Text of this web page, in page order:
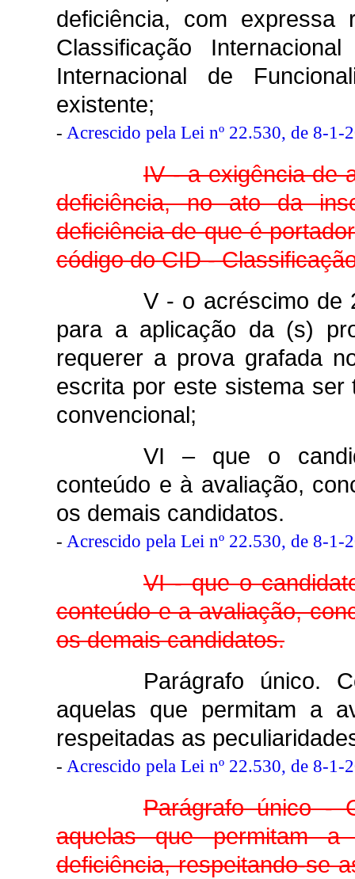
deficiência, com
Classificação
Internacional de
existente;
- Acrescido pela Lei nº 22.530, de 8-1-
IV - a exigência de
deficiência, no ato da
deficiência de que é
código do CID -
V - o acréscimo de
para a aplicação da (s)
requerer a prova grafada
escrita por este sistema
convencional;
VI – que o
conteúdo e à avaliação,
os demais candidatos.
- Acrescido pela Lei nº 22.530, de 8-1-
VI - que o
conteúdo e a avaliação,
os demais candidatos.
Parágrafo único.
aquelas que permitam a
respeitadas as
- Acrescido pela Lei nº 22.530, de 8-1-
Parágrafo único -
aquelas que permitam a
deficiência, respeitando-se